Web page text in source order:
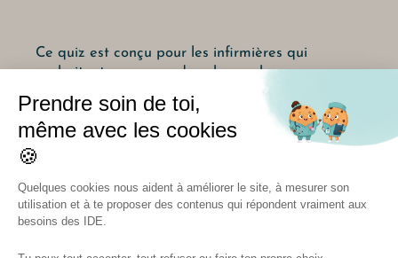
Prendre soin de toi,
même avec les cookies
🍪
Quelques cookies nous aident à améliorer le site, à mesurer son
utilisation et à te proposer des contenus qui répondent vraiment aux
besoins des IDE.
Ce quiz est conçu pour les infirmières qui
souhaitent en apprendre plus sur leur
personnalité professionnelle.
Réponds à quelques questions simples et
découvre quel type d'infirmière tu es réellement.
Alors, prêt(e) à en découvrir plus sur toi ?